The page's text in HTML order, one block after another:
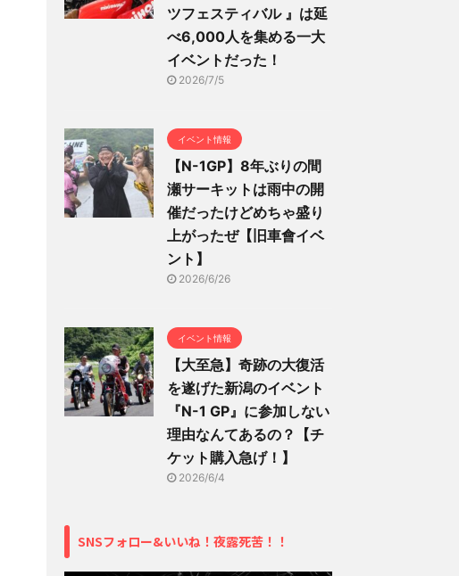
ツフェスティバル 』は延
べ6,000人を集める一大
イベントだった！
2026/7/5
イベント情報
【N-1GP】8年ぶりの間
瀬サーキットは雨中の開
催だったけどめちゃ盛り
上がったぜ【旧車會イベ
ント】
2026/6/26
イベント情報
【大至急】奇跡の大復活
を遂げた新潟のイベント
『N-1 GP』に参加しない
理由なんてあるの？【チ
ケット購入急げ！】
2026/6/4
SNSフォロー&いいね！夜露死苦！！